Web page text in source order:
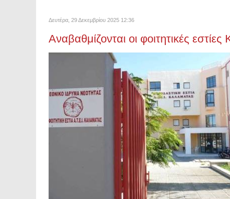
Δευτέρα, 29 Δεκεμβρίου 2025 12:36
Αναβαθμίζονται οι φοιτητικές